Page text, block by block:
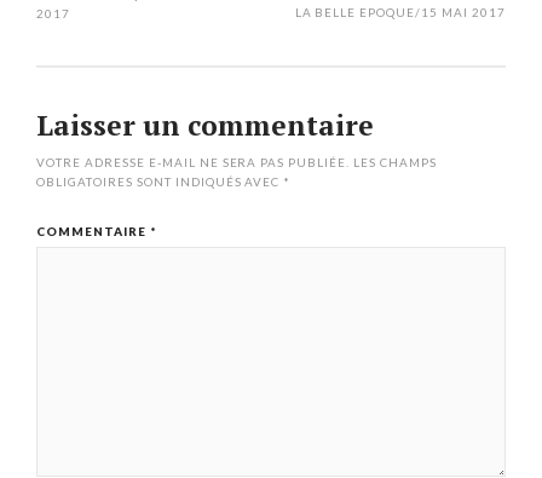
LA BELLE EPOQUE/15 MAI 2017
2017
Laisser un commentaire
VOTRE ADRESSE E-MAIL NE SERA PAS PUBLIÉE.
LES CHAMPS
OBLIGATOIRES SONT INDIQUÉS AVEC *
COMMENTAIRE *